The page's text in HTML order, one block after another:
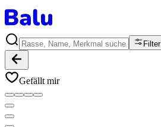
Filter
Gefällt mir